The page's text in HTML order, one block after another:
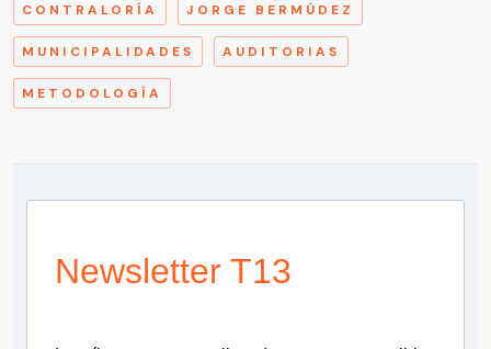
CONTRALORÍA JORGE BERMÚDEZ
MUNICIPALIDADES AUDITORIAS
METODOLOGÍA
Newsletter T13